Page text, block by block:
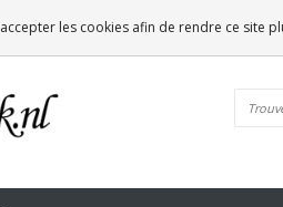
les cookies afin de rendre ce site